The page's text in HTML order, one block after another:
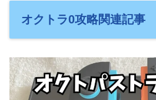
オクトラ0攻略関連記事